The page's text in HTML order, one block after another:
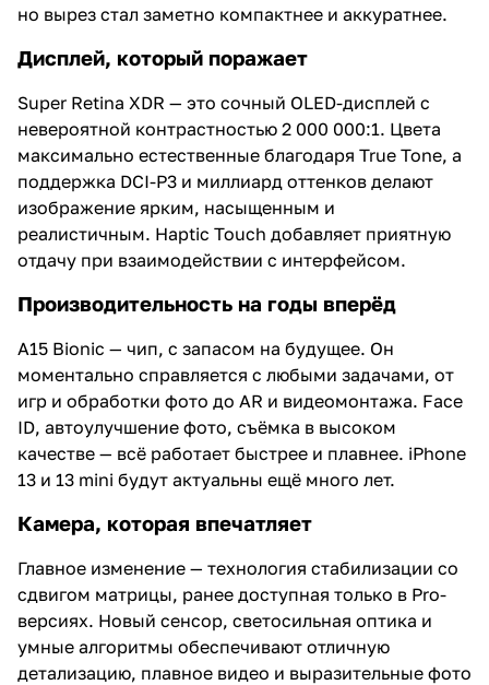
но вырез стал заметно компактнее и аккуратнее.
Дисплей, который поражает
Super Retina XDR — это сочный OLED-дисплей с
невероятной контрастностью 2 000 000:1. Цвета
максимально естественные благодаря True Tone, а
поддержка DCI-P3 и миллиард оттенков делают
изображение ярким, насыщенным и
реалистичным. Haptic Touch добавляет приятную
отдачу при взаимодействии с интерфейсом.
Производительность на годы вперёд
A15 Bionic — чип, с запасом на будущее. Он
моментально справляется с любыми задачами, от
игр и обработки фото до AR и видеомонтажа. Face
ID, автоулучшение фото, съёмка в высоком
качестве — всё работает быстрее и плавнее. iPhone
13 и 13 mini будут актуальны ещё много лет.
Камера, которая впечатляет
Главное изменение — технология стабилизации со
сдвигом матрицы, ранее доступная только в Pro-
версиях. Новый сенсор, светосильная оптика и
умные алгоритмы обеспечивают отличную
детализацию, плавное видео и выразительные фото